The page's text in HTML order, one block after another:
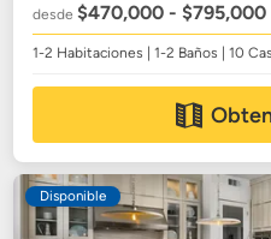
desde$470,000 - $795,000
1-2 Habitaciones | 1-2 Baños | 10
Disponible